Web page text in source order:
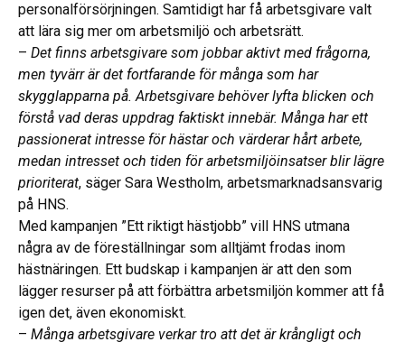
personalförsörjningen. Samtidigt har få arbetsgivare valt
att lära sig mer om arbetsmiljö och arbetsrätt.
– Det finns arbetsgivare som jobbar aktivt med frågorna,
men tyvärr är det fortfarande för många som har
skygglapparna på. Arbetsgivare behöver lyfta blicken och
förstå vad deras uppdrag faktiskt innebär. Många har ett
passionerat intresse för hästar och värderar hårt arbete,
medan intresset och tiden för arbetsmiljöinsatser blir lägre
prioriterat, säger Sara Westholm, arbetsmarknadsansvarig
på HNS.
Med kampanjen ”Ett riktigt hästjobb” vill HNS utmana
några av de föreställningar som alltjämt frodas inom
hästnäringen. Ett budskap i kampanjen är att den som
lägger resurser på att förbättra arbetsmiljön kommer att få
igen det, även ekonomiskt.
– Många arbetsgivare verkar tro att det är krångligt och